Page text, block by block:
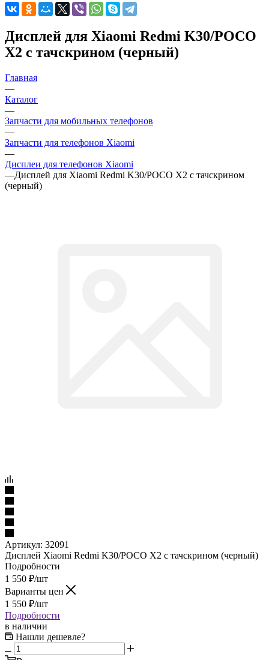
Дисплей для Xiaomi Redmi K30/POCO
X2 c тачскрином (черный)
Главная
Каталог
—
Запчасти для мобильных телефонов
—
Запчасти для телефонов Xiaomi
—
Дисплеи для телефонов Xiaomi
—
(черный)
Артикул:
Дисплей Xiaomi Redmi K30/POCO X2 c тачскрином (черный)
Подробности
1 550₽/шт
Варианты цен
1 550
Подробности
в наличии
Нашли дешевле?
В корзину
Купить в 1 клик